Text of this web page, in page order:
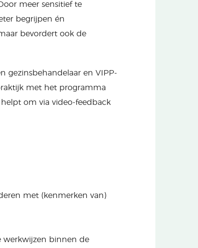
meer sensitief te
begrijpen én
bevordert ook de
gezinsbehandelaar en VIPP-
met het programma
om via video-feedback
met (kenmerken van)
werkwijzen binnen de